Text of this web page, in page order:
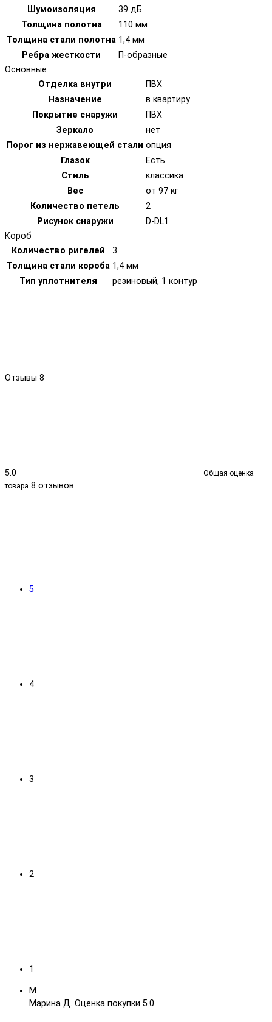
Шумоизоляция
39 дБ
Толщина полотна
110 мм
Толщина стали полотна 1,4 мм
Ребра жесткости
П-образные
Основные
Отделка внутри
ПВХ
Назначение
в квартиру
Покрытие снаружи
ПВХ
Зеркало
нет
Порог из нержавеющей стали опция
Глазок
Есть
Стиль
классика
Вес
от 97 кг
Количество петель
2
Рисунок снаружи
D-DL1
Короб
Количество ригелей
3
Толщина стали короба 1,4 мм
Тип уплотнителя
резиновый, 1 контур
Отзывы 8
5.0
Общая оценка
товара 8 отзывов
5
4
3
2
1
М
Марина Д. Оценка покупки 5.0